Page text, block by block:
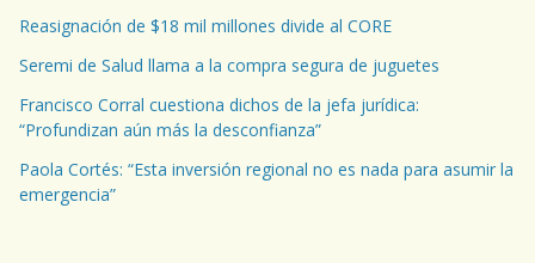
Reasignación de $18 mil millones divide al CORE
Seremi de Salud llama a la compra segura de juguetes
Francisco Corral cuestiona dichos de la jefa jurídica:
“Profundizan aún más la desconfianza”
Paola Cortés: “Esta inversión regional no es nada para asumir la
emergencia”